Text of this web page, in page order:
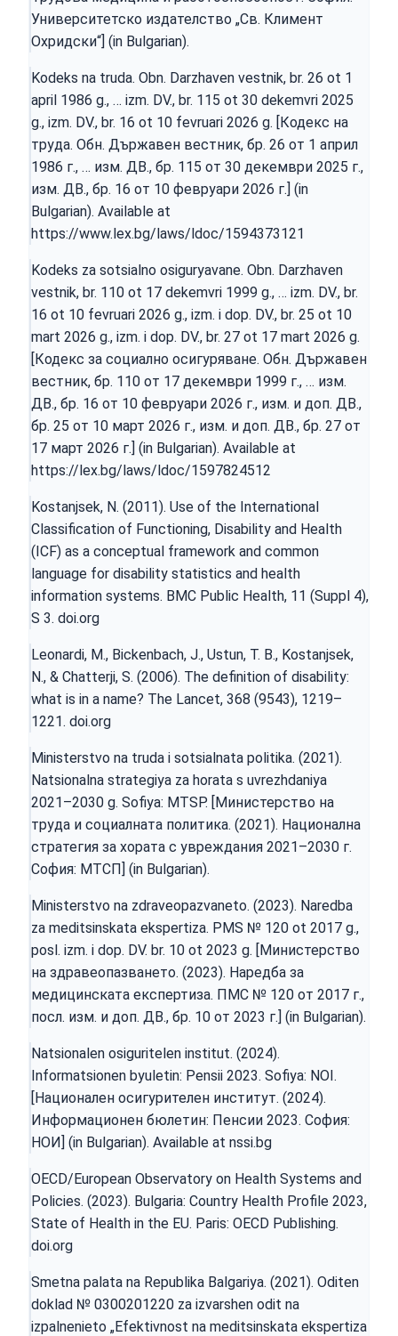
Университетско издателство „Св. Климент
Охридски“] (in Bulgarian).
Kodeks na truda. Obn. Darzhaven vestnik, br. 26 ot 1
april 1986 g., … izm. DV., br. 115 ot 30 dekemvri 2025
g., izm. DV., br. 16 ot 10 fevruari 2026 g. [Кодекс на
труда. Обн. Държавен вестник, бр. 26 от 1 април
1986 г., … изм. ДВ., бр. 115 от 30 декември 2025 г.,
изм. ДВ., бр. 16 от 10 февруари 2026 г.] (in
Bulgarian). Available at
https://www.lex.bg/laws/ldoc/1594373121
Kodeks za sotsialno osiguryavane. Obn. Darzhaven
vestnik, br. 110 ot 17 dekemvri 1999 g., … izm. DV., br.
16 ot 10 fevruari 2026 g., izm. i dop. DV., br. 25 ot 10
mart 2026 g., izm. i dop. DV., br. 27 ot 17 mart 2026 g.
[Кодекс за социално осигуряване. Обн. Държавен
вестник, бр. 110 от 17 декември 1999 г., … изм.
ДВ., бр. 16 от 10 февруари 2026 г., изм. и доп. ДВ.,
бр. 25 от 10 март 2026 г., изм. и доп. ДВ., бр. 27 от
17 март 2026 г.] (in Bulgarian). Available at
https://lex.bg/laws/ldoc/1597824512
Kostanjsek, N. (2011). Use of the International
Classification of Functioning, Disability and Health
(ICF) as a conceptual framework and common
language for disability statistics and health
information systems. BMC Public Health, 11 (Suppl 4),
S 3. doi.org
Leonardi, M., Bickenbach, J., Ustun, T. B., Kostanjsek,
N., & Chatterji, S. (2006). The definition of disability:
what is in a name? The Lancet, 368 (9543), 1219–
1221. doi.org
Ministerstvo na truda i sotsialnata politika. (2021).
Natsionalna strategiya za horata s uvrezhdaniya
2021–2030 g. Sofiya: MTSP. [Министерство на
труда и социалната политика. (2021). Национална
стратегия за хората с увреждания 2021–2030 г.
София: МТСП] (in Bulgarian).
Ministerstvo na zdraveopazvaneto. (2023). Naredba
za meditsinskata ekspertiza. PMS № 120 ot 2017 g.,
posl. izm. i dop. DV. br. 10 ot 2023 g. [Министерство
на здравеопазването. (2023). Наредба за
медицинската експертиза. ПМС № 120 от 2017 г.,
посл. изм. и доп. ДВ., бр. 10 от 2023 г.] (in Bulgarian).
Natsionalen osiguritelen institut. (2024).
Informatsionen byuletin: Pensii 2023. Sofiya: NOI.
[Национален осигурителен институт. (2024).
Информационен бюлетин: Пенсии 2023. София:
НОИ] (in Bulgarian). Available at nssi.bg
OECD/European Observatory on Health Systems and
Policies. (2023). Bulgaria: Country Health Profile 2023,
State of Health in the EU. Paris: OECD Publishing.
doi.org
Smetna palata na Republika Balgariya. (2021). Oditen
doklad № 0300201220 za izvarshen odit na
izpalnenieto „Efektivnost na meditsinskata ekspertiza